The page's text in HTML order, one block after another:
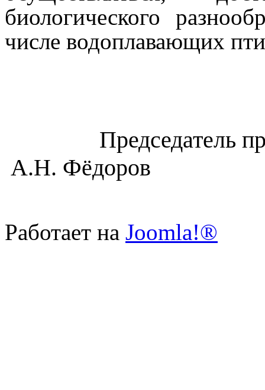
биологического
числе водоплавающих
А.Н. Фёдоров
Работает на Joomla!®